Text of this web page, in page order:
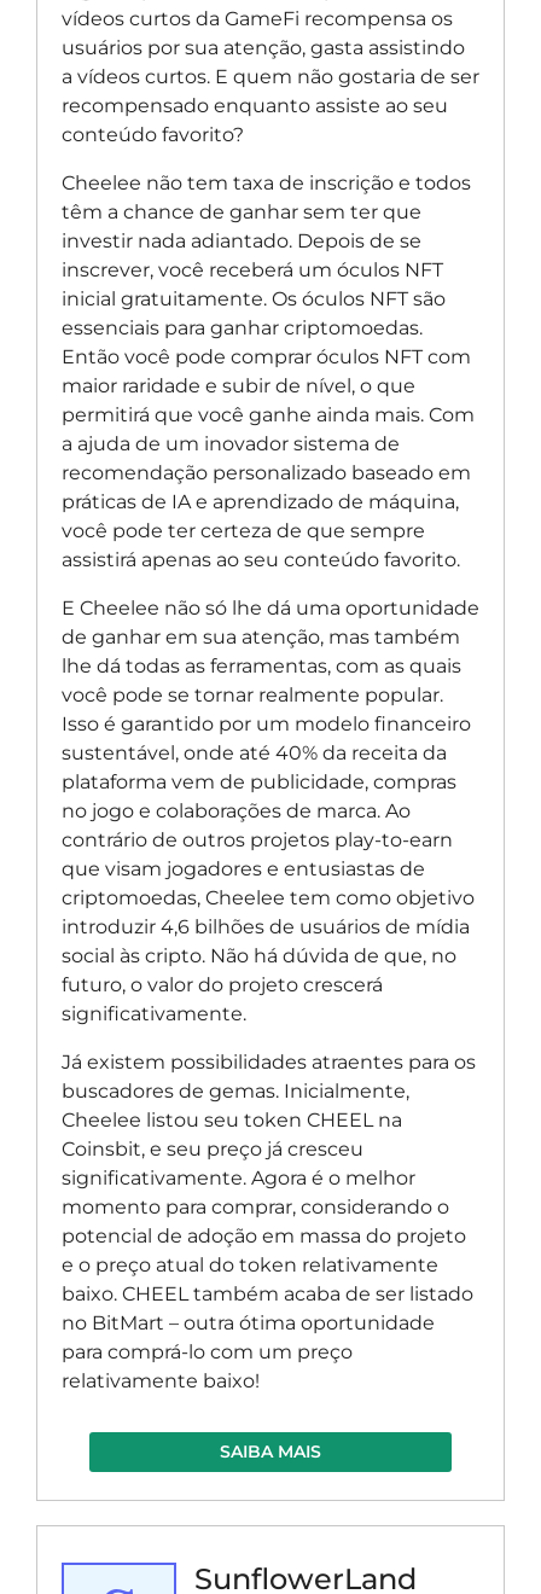
vídeos curtos da GameFi recompensa os
usuários por sua atenção, gasta assistindo
a vídeos curtos. E quem não gostaria de ser
recompensado enquanto assiste ao seu
conteúdo favorito?
Cheelee não tem taxa de inscrição e todos
têm a chance de ganhar sem ter que
investir nada adiantado. Depois de se
inscrever, você receberá um óculos NFT
inicial gratuitamente. Os óculos NFT são
essenciais para ganhar criptomoedas.
Então você pode comprar óculos NFT com
maior raridade e subir de nível, o que
permitirá que você ganhe ainda mais. Com
a ajuda de um inovador sistema de
recomendação personalizado baseado em
práticas de IA e aprendizado de máquina,
você pode ter certeza de que sempre
assistirá apenas ao seu conteúdo favorito.
E Cheelee não só lhe dá uma oportunidade
de ganhar em sua atenção, mas também
lhe dá todas as ferramentas, com as quais
você pode se tornar realmente popular.
Isso é garantido por um modelo financeiro
sustentável, onde até 40% da receita da
plataforma vem de publicidade, compras
no jogo e colaborações de marca. Ao
contrário de outros projetos play-to-earn
que visam jogadores e entusiastas de
criptomoedas, Cheelee tem como objetivo
introduzir 4,6 bilhões de usuários de mídia
social às cripto. Não há dúvida de que, no
futuro, o valor do projeto crescerá
significativamente.
Já existem possibilidades atraentes para os
buscadores de gemas. Inicialmente,
Cheelee listou seu token CHEEL na
Coinsbit, e seu preço já cresceu
significativamente. Agora é o melhor
momento para comprar, considerando o
potencial de adoção em massa do projeto
e o preço atual do token relativamente
baixo. CHEEL também acaba de ser listado
no BitMart – outra ótima oportunidade
para comprá-lo com um preço
relativamente baixo!
SAIBA MAIS
SunflowerLand